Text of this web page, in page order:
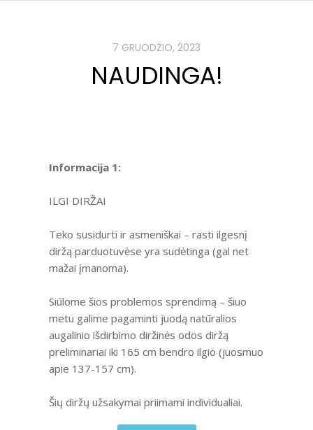
7 GRUODŽIO, 2023
NAUDINGA!
Informacija 1:
ILGI DIRŽAI
Teko susidurti ir asmeniškai – rasti ilgesnį
diržą parduotuvėse yra sudėtinga (gal net
mažai įmanoma).
Siūlome šios problemos sprendimą – šiuo
metu galime pagaminti juodą natūralios
augalinio išdirbimo diržinės odos diržą
preliminariai iki 165 cm bendro ilgio (juosmuo
apie 137-157 cm).
Šių diržų užsakymai priimami individualiai.